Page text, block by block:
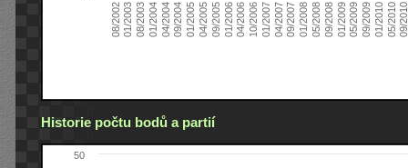
08/200201/200308/200301/200404/200409/200401/200504/200509/200501/200604/200610/200601/200704/200709/200701/200805/200809/200801/200905/200909/200901/201005/201009/
Historie počtu bodů a partií
50